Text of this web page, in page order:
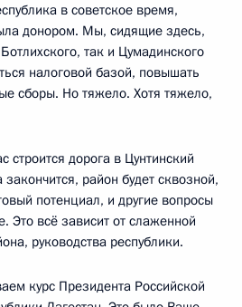
в советское время,
донором. Мы, сидящие здесь,
так и Цумадинского
налоговой базой, повышать
сборы. Но тяжело. Хотя тяжело,
строится дорога в Цунтинский
район будет сквозной,
потенциал, и другие вопросы
Это всё зависит от слаженной
руководства республики.
курс Президента Российской